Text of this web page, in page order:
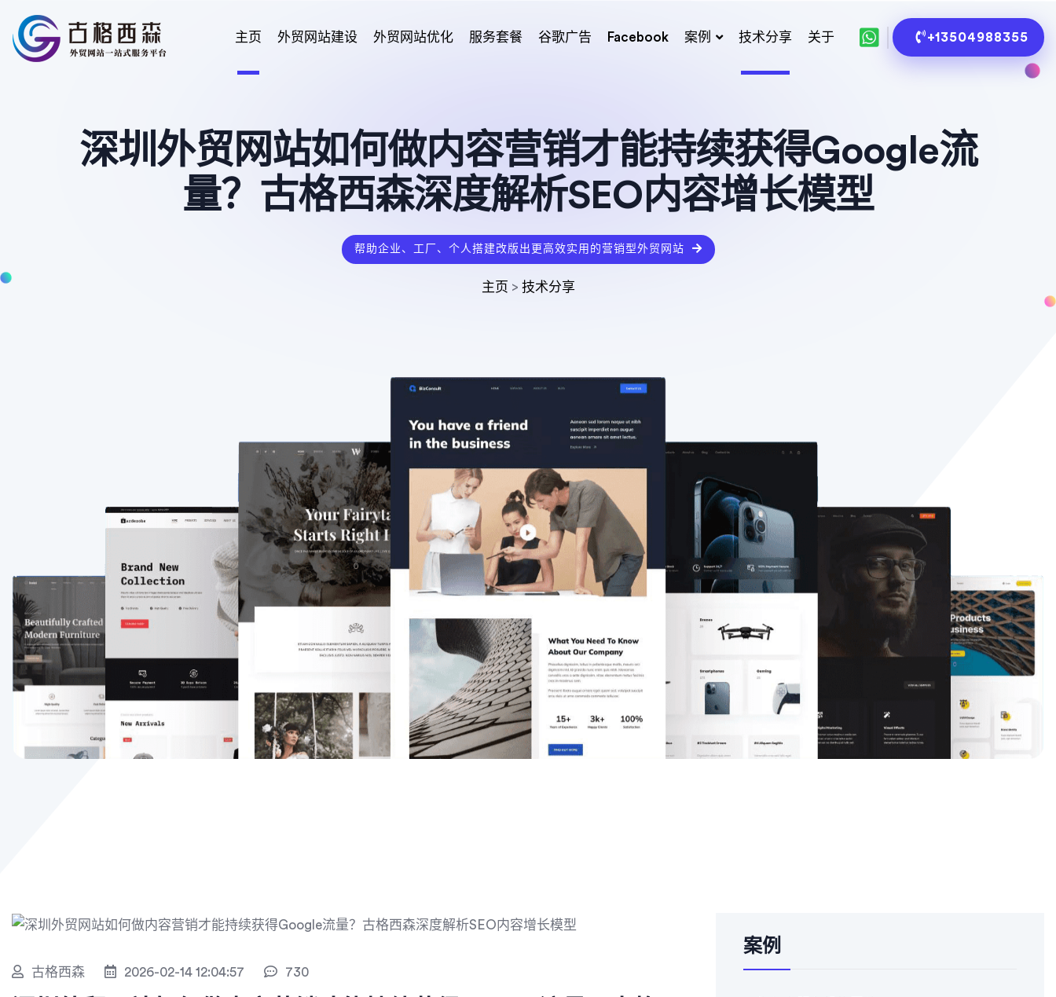
主页 外贸网站建设 外贸网站优化 服务套餐 谷歌广告 Facebook 案例 技术分享 关于 +13504988355
深圳外贸网站如何做内容营销才能持续获得Google流
量？古格西森深度解析SEO内容增长模型
帮助企业、工厂、个人搭建改版出更高效实用的营销型外贸网站
主页 > 技术分享
古格西森 2026-02-14 12:04:57 730
案例